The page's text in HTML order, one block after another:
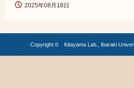
2025年08月18日
Copyright © Kitayama Lab., Ibaraki